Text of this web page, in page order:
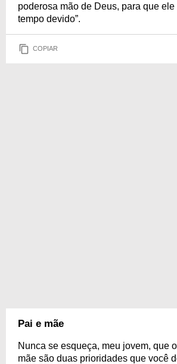
poderosa mão de Deus, para que
tempo devido”.
COPIAR
Pai e mãe
Nunca se esqueça, meu jovem, que
mãe são duas prioridades que você